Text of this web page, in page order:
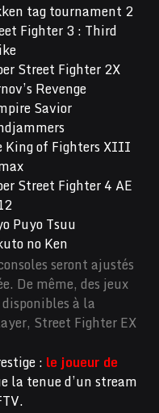
tag tournament 2
Fighter 3 : Third
Street Fighter 2X
Revenge
Savior
King of Fighters XIII
Street Fighter 4 AE
Puyo Tsuu
no Ken
seront ajustés
De même, des jeux
à la
Street Fighter EX
: le joueur de
la tenue d’un stream